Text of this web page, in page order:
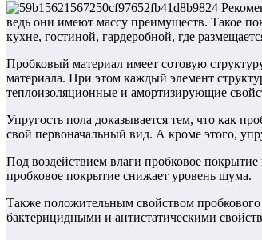
ведь они имеют массу преимуществ. Такое
кухне, гостиной, гардеробной, где
Пробковый материал имеет сотовую
материала. При этом каждый элемент
теплоизоляционные и амортизирующие
Упругость пола доказывается тем, что как
свой первоначальный вид. А кроме этого,
Под воздействием влаги пробковое
пробковое покрытие снижает уровень шума.
Также положительным свойством
бактерицидными и антистатическими